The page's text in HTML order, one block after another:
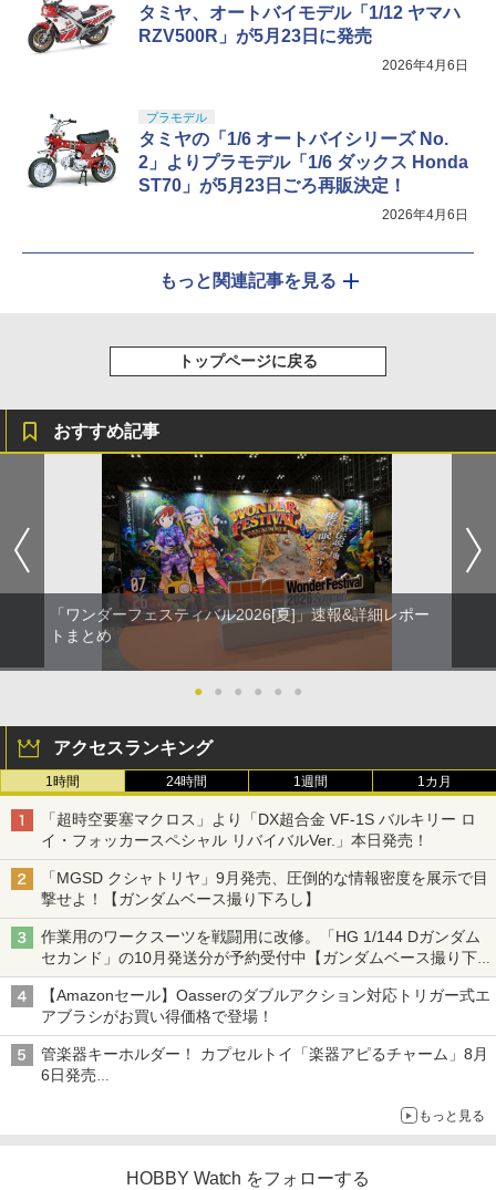
タミヤ、オートバイモデル「1/12 ヤマハ
RZV500R」が5月23日に発売
2026年4月6日
プラモデル
タミヤの「1/6 オートバイシリーズ No.
2」よりプラモデル「1/6 ダックス Honda
ST70」が5月23日ごろ再販決定！
2026年4月6日
もっと関連記事を見る
トップページに戻る
おすすめ記事
「ワンダーフェスティバル2026[夏]」速報&詳細レポー
トまとめ
● ● ● ● ● ●
アクセスランキング
1時間 24時間 1週間 1カ月
「超時空要塞マクロス」より「DX超合金 VF-1S バルキリー ロ
イ・フォッカースペシャル リバイバルVer.」本日発売！
「MGSD クシャトリヤ」9月発売、圧倒的な情報密度を展示で目
撃せよ！【ガンダムベース撮り下ろし】
作業用のワークスーツを戦闘用に改修。「HG 1/144 Dガンダム
セカンド」の10月発送分が予約受付中【ガンダムベース撮り下
ろし】
【Amazonセール】Oasserのダブルアクション対応トリガー式エ
アブラシがお買い得価格で登場！
管楽器キーホルダー！ カプセルトイ「楽器アピるチャーム」8月
6日発売
もっと見る
HOBBY Watch をフォローする